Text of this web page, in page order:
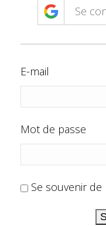
Se
E-mail
Mot de passe
Se souvenir de